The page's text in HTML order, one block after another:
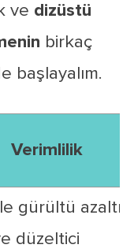
ve dizüstü
birkaç
başlayalım.
Verimlilik
gürültü
düzeltici